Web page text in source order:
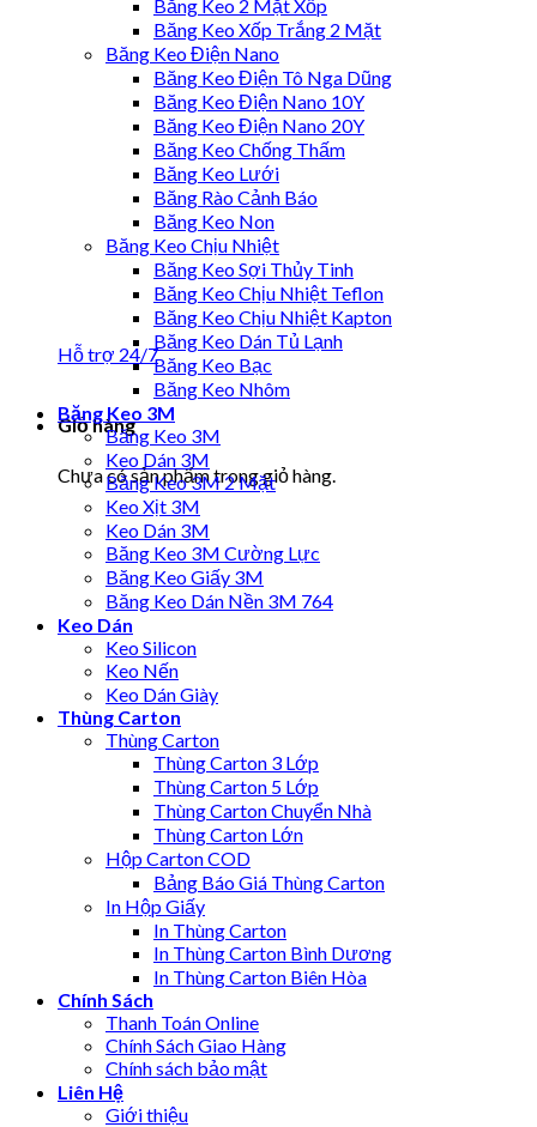
Hỗ trợ 24/7
Giỏ hàng
Chưa có sản phẩm trong giỏ hàng.
Băng Keo 2 Mặt Xốp
Băng Keo Xốp Trắng 2 Mặt
Băng Keo Điện Nano
Băng Keo Điện Tô Nga Dũng
Băng Keo Điện Nano 10Y
Băng Keo Điện Nano 20Y
Băng Keo Chống Thấm
Băng Keo Lưới
Băng Rào Cảnh Báo
Băng Keo Non
Băng Keo Chịu Nhiệt
Băng Keo Sợi Thủy Tinh
Băng Keo Chịu Nhiệt Teflon
Băng Keo Chịu Nhiệt Kapton
Băng Keo Dán Tủ Lạnh
Băng Keo Bạc
Băng Keo Nhôm
Băng Keo 3M
Băng Keo 3M
Keo Dán 3M
Băng Keo 3M 2 Mặt
Keo Xịt 3M
Keo Dán 3M
Băng Keo 3M Cường Lực
Băng Keo Giấy 3M
Băng Keo Dán Nền 3M 764
Keo Dán
Keo Silicon
Keo Nến
Keo Dán Giày
Thùng Carton
Thùng Carton
Thùng Carton 3 Lớp
Thùng Carton 5 Lớp
Thùng Carton Chuyển Nhà
Thùng Carton Lớn
Hộp Carton COD
Bảng Báo Giá Thùng Carton
In Hộp Giấy
In Thùng Carton
In Thùng Carton Bình Dương
In Thùng Carton Biên Hòa
Chính Sách
Thanh Toán Online
Chính Sách Giao Hàng
Chính sách bảo mật
Liên Hệ
Giới thiệu